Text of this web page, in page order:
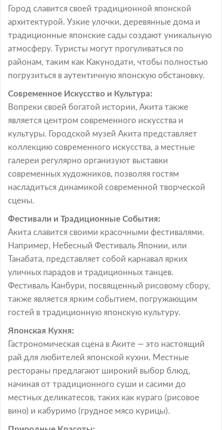
Город славится своей традиционной японской
архитектурой. Узкие улочки, деревянные дома и
традиционные японские сады создают уникальную
атмосферу. Туристы могут прогуливаться по
районам, таким как Какунодати, чтобы полностью
погрузиться в аутентичную японскую обстановку.
Современное Искусство и Культура:
Вопреки своей богатой истории, Акита также
является центром современного искусства и
культуры. Городской музей Акита представляет
коллекцию современного искусства, а местные
галереи регулярно организуют выставки
современных художников, позволяя гостям
насладиться динамикой современной творческой
сцены.
Фестивали и Традиционные События:
Акита славится своими красочными фестивалями.
Например, Небесный Фестиваль Японии, или
Танабата, представляет собой карнавал ярких
уличных парадов и традиционных танцев.
Фестиваль Канбури, посвященный рисовому сбору,
также является ярким событием, погружающим
гостей в традиционную японскую культуру.
Японская Кухня:
Гастрономическая сцена в Аките — это настоящий
рай для любителей японской кухни. Местные
рестораны предлагают широкий выбор блюд,
начиная от традиционного суши и сасими до
местных деликатесов, таких как кураго (рисовое
вино) и кабуримо (грудное мясо курицы).